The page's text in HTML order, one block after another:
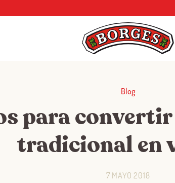
Blog
para
tradicional en
7 MAYO 2018